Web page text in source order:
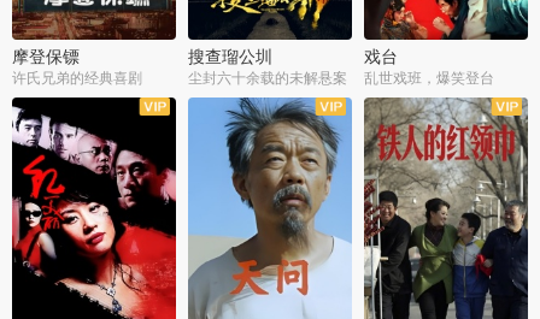
摩登保镖
许氏兄弟的经典喜剧
搜查瑠公圳
尘封六十余载的未解悬案
戏台
乱世戏班，爆笑登台